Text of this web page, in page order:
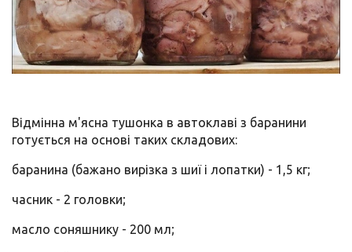
Відмінна м'ясна тушонка в автоклаві з баранини
готується на основі таких складових:
баранина (бажано вирізка з шиї і лопатки) - 1,5 кг;
часник - 2 головки;
масло соняшнику - 200 мл;